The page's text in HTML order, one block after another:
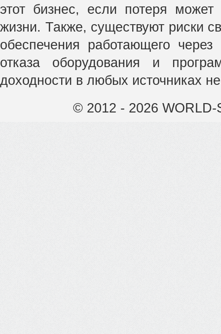
этот бизнес, если потеря
жизни. Также, существуют риски
обеспечения работающего
отказа оборудования и
доходности в любых источниках
© 2012 - 2026